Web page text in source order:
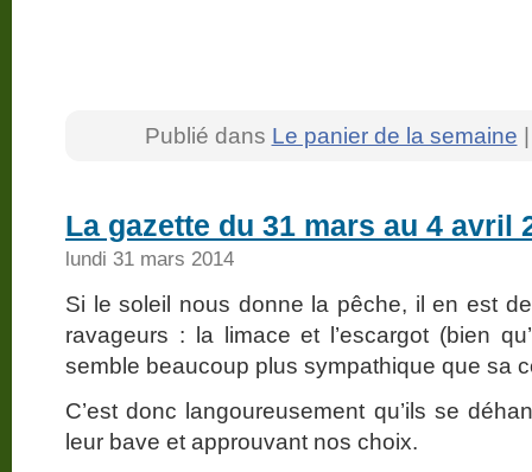
Publié dans Le panier de la semaine
La gazette du 31 mars au 4 avril
lundi 31 mars 2014
Si le soleil nous donne la pêche, il en est
ravageurs : la limace et l’escargot (bien
semble beaucoup plus sympathique que sa
C’est donc langoureusement qu’ils se
leur bave et approuvant nos choix.